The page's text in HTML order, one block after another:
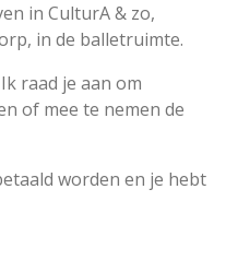
in CulturA & zo,
in de balletruimte.
raad je aan om
of mee te nemen de
worden en je hebt